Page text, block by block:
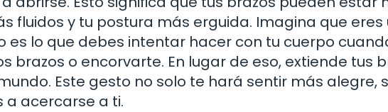
fluidos y tu postura más erguida. Imagina que eres
es lo que debes intentar hacer con tu cuerpo
brazos o encorvarte. En lugar de eso, extiende tus
Este gesto no solo te hará sentir más alegre,
acercarse a ti.